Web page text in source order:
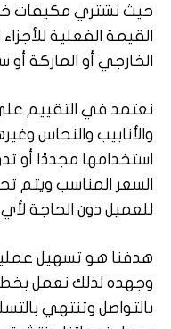
حيث نشتري مكيفات
القيمة الفعلية
الخارجي أو الماركة أو
نعتمد في التقييم
والأنابيب والنحاس
استخدامها مجددًا أو
السعر المناسب ويتم
للعميل دون الحاجة
هدفنا هو تسهيل
وجهده لذلك نعمل
بالتواصل وتنتهي